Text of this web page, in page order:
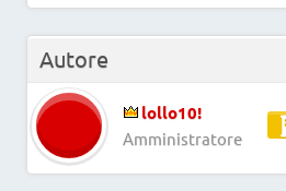
Autore
lollo10!
Amministratore